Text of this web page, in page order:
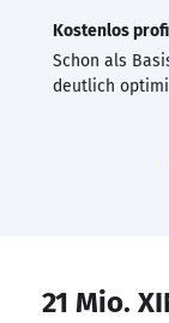
Kostenlos
Schon als
deutlich
21 Mio.